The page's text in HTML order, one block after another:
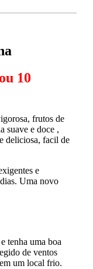
10
frutos de
suave e doce ,
deliciosa, facil de
e
Uma novo
tenha uma boa
de ventos
um local frio.